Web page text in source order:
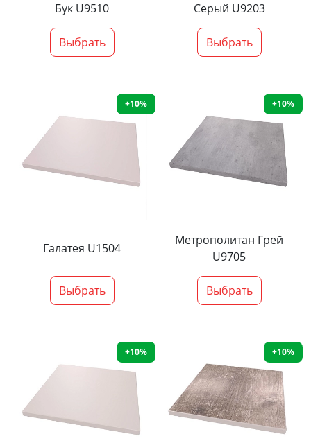
Бук U9510
Выбрать
Серый U9203
Выбрать
+10%
Галатея U1504
Выбрать
+10%
Метрополитан Грей
U9705
Выбрать
+10% +10%